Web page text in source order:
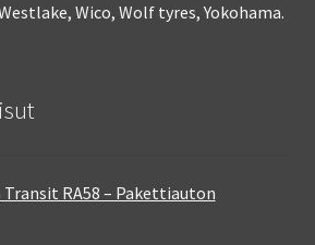
Wico, Wolf tyres, Yokohama.
RA58 – Pakettiauton